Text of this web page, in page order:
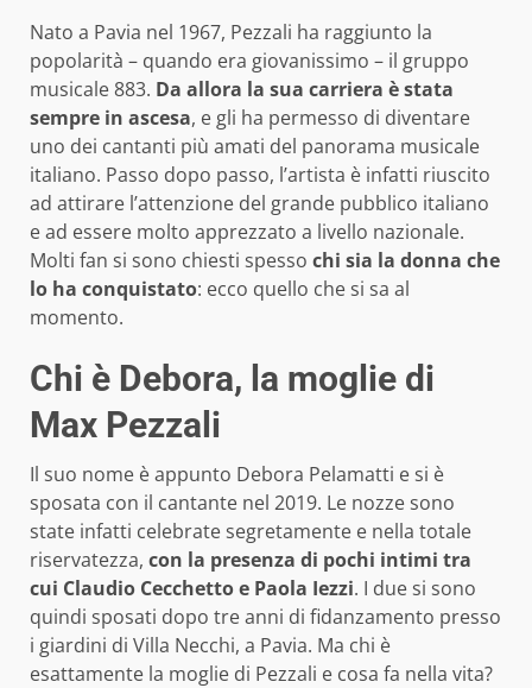
Nato a Pavia nel 1967, Pezzali ha raggiunto la
popolarità – quando era giovanissimo – il gruppo
musicale 883. Da allora la sua carriera è stata
sempre in ascesa, e gli ha permesso di diventare
uno dei cantanti più amati del panorama musicale
italiano. Passo dopo passo, l’artista è infatti riuscito
ad attirare l’attenzione del grande pubblico italiano
e ad essere molto apprezzato a livello nazionale.
Molti fan si sono chiesti spesso chi sia la donna che
lo ha conquistato: ecco quello che si sa al
momento.
Chi è Debora, la moglie di
Max Pezzali
Il suo nome è appunto Debora Pelamatti e si è
sposata con il cantante nel 2019. Le nozze sono
state infatti celebrate segretamente e nella totale
riservatezza, con la presenza di pochi intimi tra
cui Claudio Cecchetto e Paola Iezzi. I due si sono
quindi sposati dopo tre anni di fidanzamento presso
i giardini di Villa Necchi, a Pavia. Ma chi è
esattamente la moglie di Pezzali e cosa fa nella vita?